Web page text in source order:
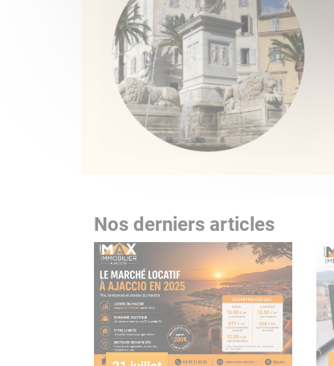
Nos derniers articles